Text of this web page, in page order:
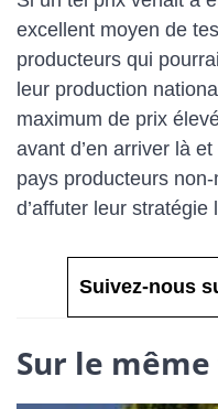
excellent moyen de
producteurs qui
leur production
maximum de prix
avant d’en arriver là
pays producteurs
d’affuter leur
Suivez-nous
Sur le